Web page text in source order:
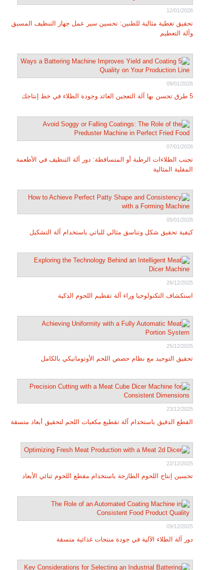
12/01/2026
تحقيق تغطية مثالية للطنين: تحسين سير عمل جهاز التنظيف المسبق
وآلة التعطيم
09/01/2026
5 طرق تحسن بها آلة التعجين العائد وجودة الطلاء في خط إنتاجك
07/01/2026
تجنب الطلاءات الرطبة أو المتساقطة: دور آلة التنظيف في الأطعمة
المقلية المثالية
05/01/2026
كيفية تحقيق شكل وتناسق مثالي للباتي باستخدام آلة التشكيل
26/12/2025
استكشاف التكنولوجيا وراء آلة تقطيم اللحوم الذكية
25/12/2025
تحقيق التوحيد مع نظام حصص اللحم الأوتوماتيكي بالكامل
23/12/2025
القطع الدقيق باستخدام آلة تقطيع مكعبات اللحم لتحقيق أبعاد متسقة
22/12/2025
تحسين إنتاج اللحوم الطازجة باستخدام مقطع اللحوم ثنائي الأبعاد
09/12/2025
دور آلة الطلاء الآلية في جودة منتجات غذائية متسقة